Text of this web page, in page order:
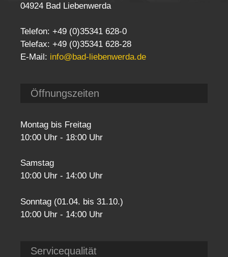
04924 Bad Liebenwerda
Telefon: +49 (0)35341 628-0
Telefax: +49 (0)35341 628-28
E-Mail: info@bad-liebenwerda.de
Öffnungszeiten
Montag bis Freitag
10:00 Uhr - 18:00 Uhr
Samstag
10:00 Uhr - 14:00 Uhr
Sonntag (01.04. bis 31.10.)
10:00 Uhr - 14:00 Uhr
Servicequalität